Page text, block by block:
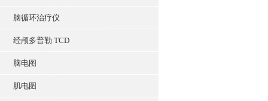
脑循环治疗仪
经颅多普勒 TCD
脑电图
肌电图